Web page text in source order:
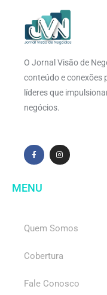
O Jornal Visão de
conteúdo e conexões
líderes que
negócios.
MENU
Quem Somos
Cobertura
Fale Conosco